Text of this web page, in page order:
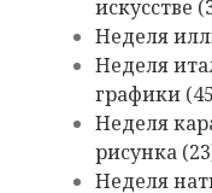
искусстве
Hеделя
Hеделя
графики
Hеделя
рисунка
Hеделя